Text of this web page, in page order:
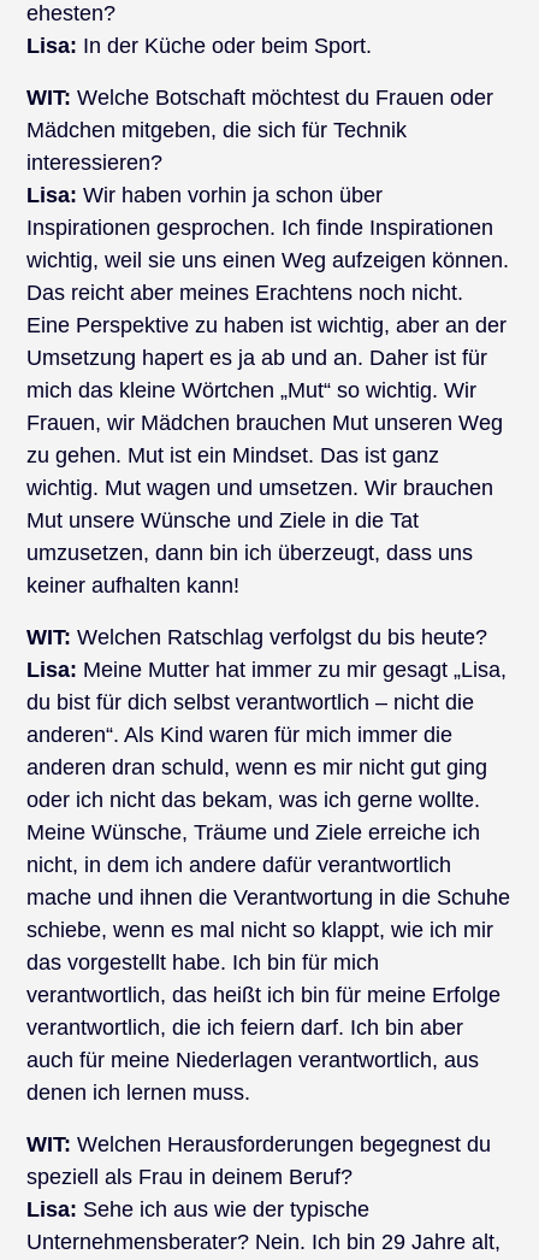
ehesten?
Lisa: In der Küche oder beim Sport.
WIT: Welche Botschaft möchtest du Frauen oder
Mädchen mitgeben, die sich für Technik
interessieren?
Lisa: Wir haben vorhin ja schon über
Inspirationen gesprochen. Ich finde Inspirationen
wichtig, weil sie uns einen Weg aufzeigen können.
Das reicht aber meines Erachtens noch nicht.
Eine Perspektive zu haben ist wichtig, aber an der
Umsetzung hapert es ja ab und an. Daher ist für
mich das kleine Wörtchen „Mut“ so wichtig. Wir
Frauen, wir Mädchen brauchen Mut unseren Weg
zu gehen. Mut ist ein Mindset. Das ist ganz
wichtig. Mut wagen und umsetzen. Wir brauchen
Mut unsere Wünsche und Ziele in die Tat
umzusetzen, dann bin ich überzeugt, dass uns
keiner aufhalten kann!
WIT: Welchen Ratschlag verfolgst du bis heute?
Lisa: Meine Mutter hat immer zu mir gesagt „Lisa,
du bist für dich selbst verantwortlich – nicht die
anderen“. Als Kind waren für mich immer die
anderen dran schuld, wenn es mir nicht gut ging
oder ich nicht das bekam, was ich gerne wollte.
Meine Wünsche, Träume und Ziele erreiche ich
nicht, in dem ich andere dafür verantwortlich
mache und ihnen die Verantwortung in die Schuhe
schiebe, wenn es mal nicht so klappt, wie ich mir
das vorgestellt habe. Ich bin für mich
verantwortlich, das heißt ich bin für meine Erfolge
verantwortlich, die ich feiern darf. Ich bin aber
auch für meine Niederlagen verantwortlich, aus
denen ich lernen muss.
WIT: Welchen Herausforderungen begegnest du
speziell als Frau in deinem Beruf?
Lisa: Sehe ich aus wie der typische
Unternehmensberater? Nein. Ich bin 29 Jahre alt,